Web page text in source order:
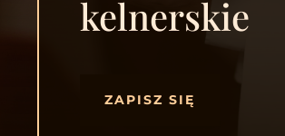
kelnerskie
ZAPISZ SIĘ